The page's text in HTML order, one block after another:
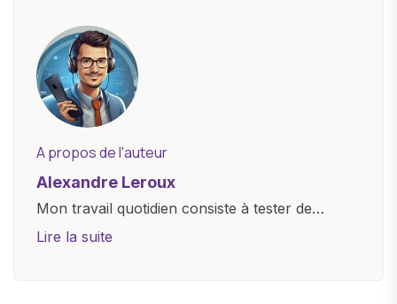
A propos de l'auteur
Alexandre Leroux
Mon travail quotidien consiste à tester de
nouveaux appareils, à rédiger des critiques
Lire la suite